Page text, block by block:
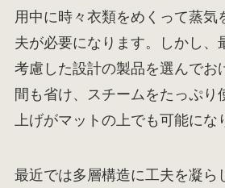
用中に時々衣類をめくって蒸気
夫が必要になります。しかし、
考慮した設計の製品を選んでお
間も省け、スチームをたっぷり
上げがマットの上でも可能にな
最近では多層構造に工夫を凝ら